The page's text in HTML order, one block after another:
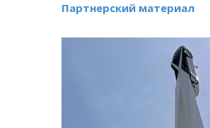
Партнерский материал